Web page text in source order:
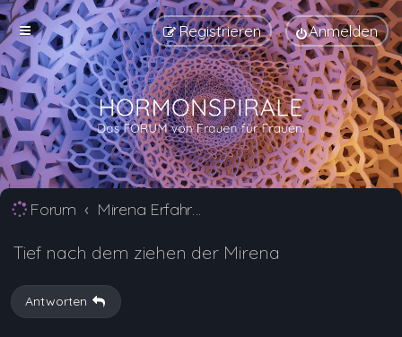
Anmelden
Registrieren
Forum Mirena Erfahrungsberichte und Nebenwirkungen
Tief nach dem ziehen der Mirena
Antworten